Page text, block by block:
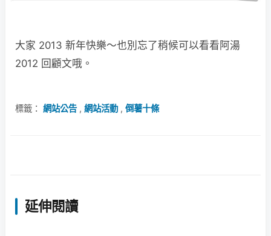
大家 2013 新年快樂～也別忘了稍候可以看看阿湯
2012 回顧文哦。
標籤： 網站公告, 網站活動 , 倒薯十條
延伸閱讀